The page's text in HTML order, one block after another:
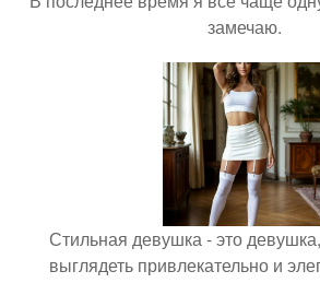
замечаю.
Стильная девушка - это
выглядеть привлекательно и